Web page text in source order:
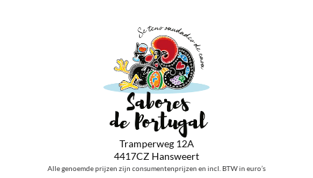
Tramperweg 12A
4417CZ Hansweert
Alle genoemde prijzen zijn consumentenprijzen en incl. BTW in euro’s